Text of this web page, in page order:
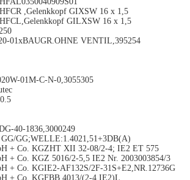
,Gelenkkopf GIXSW 16 x 1,5
GILXSW 16 x 1,5
01xBAUGR.OHNE VENTIL,395254
01M-C-N-0,3055305
40-1836,3000249
GG;WELLE:1.4021,51+3DB(A)
+ Co. KGZHT XII 32-08/2-4; IE2 ET 575
+ Co. KGZ 5016/2-5,5 IE2 Nr. 2003003854/3
+ Co. KGIE2-AF132S/2F-31S+E2,NR.12736G
+ Co. KGFBB 4013/(2-4 IE2)L